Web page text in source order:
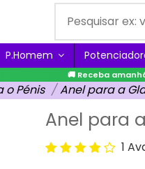
P.Homem
🚚 Receba
o Pénis Anel para a
Anel para
1